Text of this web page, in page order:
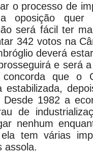
o processo de
oposição quer
será fácil ter
342 votos na
deverá
e será
concorda que o
estabilizada,
Desde 1982 a
de
nenhum
tem várias
assola.